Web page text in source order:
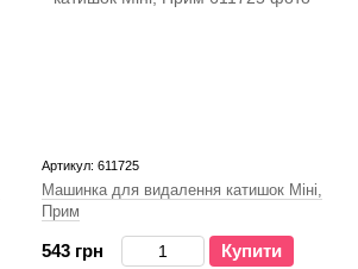
Артикул: 611725
Машинка для видалення катишок Міні,
Прим
543 грн Купити